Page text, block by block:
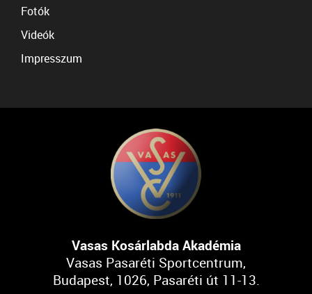
Fotók
Videók
Impresszum
Vasas Kosárlabda Akadémia
Vasas Pasaréti Sportcentrum,
Budapest, 1026, Pasaréti út 11-13.